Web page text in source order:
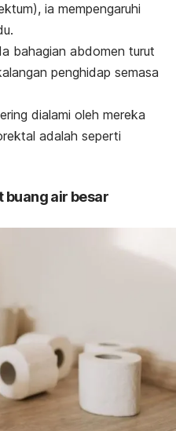
ia mempengaruhi
bahagian abdomen turut
penghidap semasa
dialami oleh mereka
adalah seperti
buang air besar